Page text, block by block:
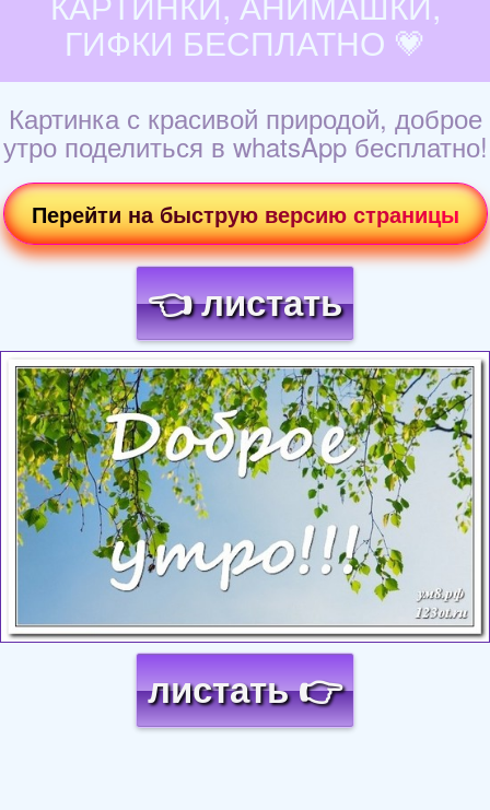
ГИФКИ БЕСПЛАТНО 💗
Картинка с красивой природой, доброе
утро поделиться в whatsApp бесплатно!
Перейти на быструю версию страницы
👈 листать
Загрузка картинки...
листать 👉